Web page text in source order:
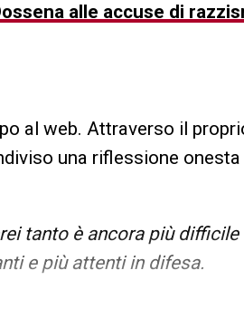
alle accuse di
al web. Attraverso il
una riflessione onesta
tanto è ancora più difficile
e più attenti in difesa.